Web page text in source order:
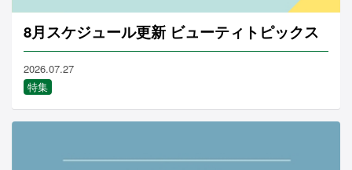
8月スケジュール更新 ビューティトピックス
2026.07.27
特集